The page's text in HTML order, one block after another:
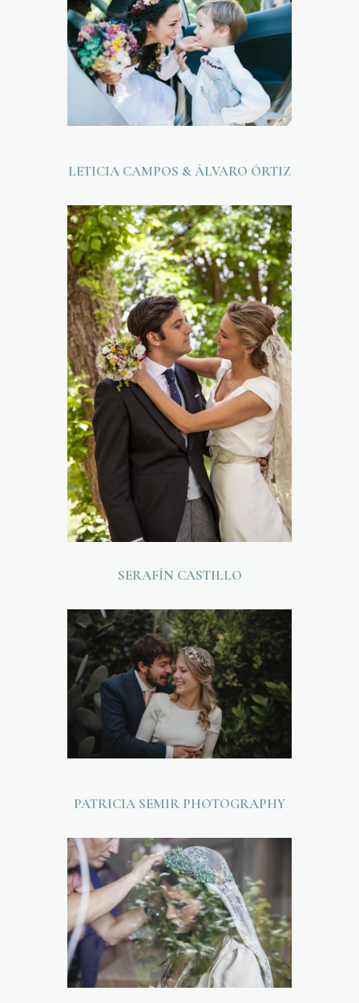
LETICIA CAMPOS & ÁLVARO ÓRTIZ
SERAFÍN CASTILLO
PATRICIA SEMIR PHOTOGRAPHY